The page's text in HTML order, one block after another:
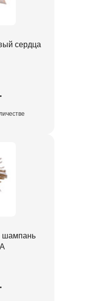
сердца
шампань